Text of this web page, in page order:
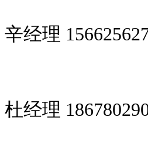
辛经理
杜经理